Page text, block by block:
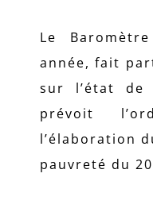
Le
année, fait
sur l’état de
prévoit
l’élaboration
pauvreté du